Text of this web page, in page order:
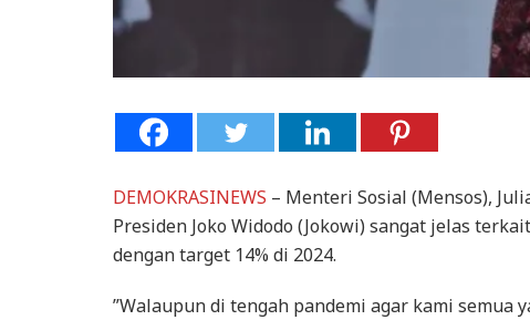
DEMOKRASINEWS – Menteri Sosial (Mensos),
Presiden Joko Widodo (Jokowi) sangat jelas
dengan target 14% di 2024.
”Walaupun di tengah pandemi agar kami